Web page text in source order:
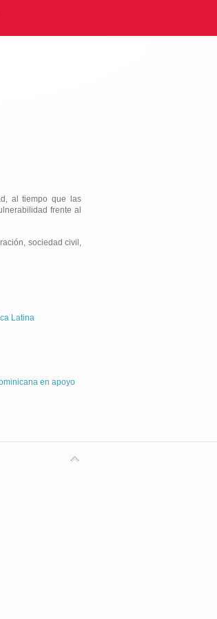
al tiempo que las
frente al
sociedad civil,
Latina
en apoyo